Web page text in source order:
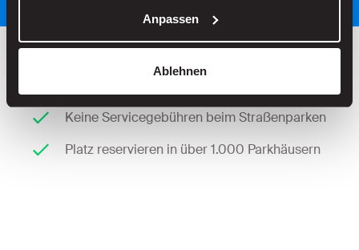
Anpassen
Ablehnen
Keine Servicegebühren beim Straßenparken
Platz reservieren in über 1.000 Parkhäusern